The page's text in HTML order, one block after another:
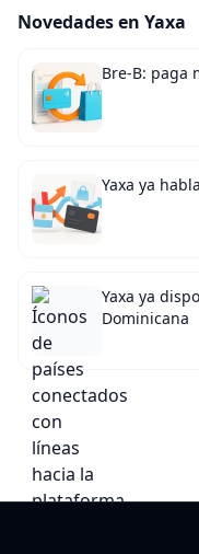
Novedades en Yaxa
Bre-B: paga
Yaxa ya
Yaxa ya
Dominicana